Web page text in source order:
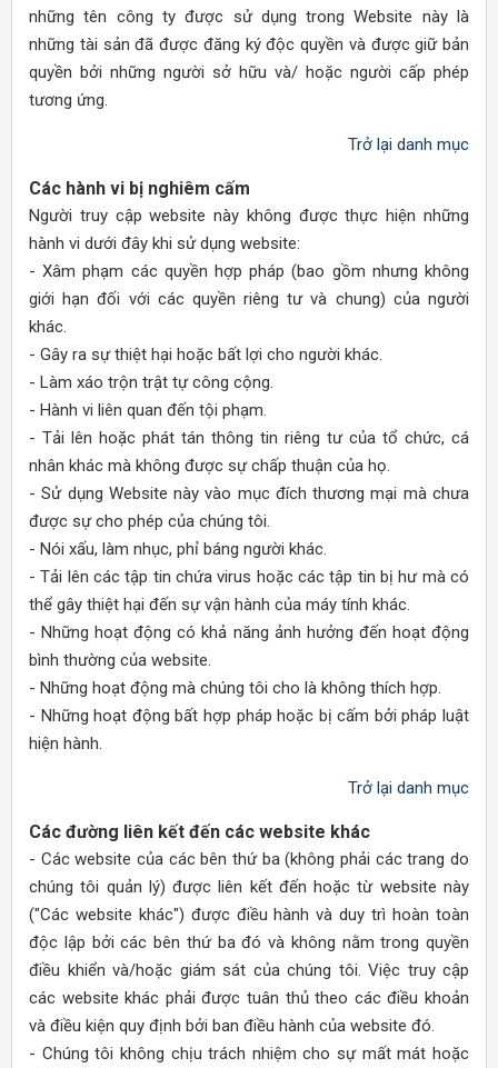
những tên công ty được sử dụng trong Website này là
những tài sản đã được đăng ký độc quyền và được giữ bản
quyền bởi những người sở hữu và/ hoặc người cấp phép
tương ứng.
Trở lại danh mục
Các hành vi bị nghiêm cấm
Người truy cập website này không được thực hiện những
hành vi dưới đây khi sử dụng website:
- Xâm phạm các quyền hợp pháp (bao gồm nhưng không
giới hạn đối với các quyền riêng tư và chung) của người
khác.
- Gây ra sự thiệt hại hoặc bất lợi cho người khác.
- Làm xáo trộn trật tự công cộng.
- Hành vi liên quan đến tội phạm.
- Tải lên hoặc phát tán thông tin riêng tư của tổ chức, cá
nhân khác mà không được sự chấp thuận của họ.
- Sử dụng Website này vào mục đích thương mại mà chưa
được sự cho phép của chúng tôi.
- Nói xấu, làm nhục, phỉ báng người khác.
- Tải lên các tập tin chứa virus hoặc các tập tin bị hư mà có
thể gây thiệt hại đến sự vận hành của máy tính khác.
- Những hoạt động có khả năng ảnh hưởng đến hoạt động
bình thường của website.
- Những hoạt động mà chúng tôi cho là không thích hợp.
- Những hoạt động bất hợp pháp hoặc bị cấm bởi pháp luật
hiện hành.
Trở lại danh mục
Các đường liên kết đến các website khác
- Các website của các bên thứ ba (không phải các trang do
chúng tôi quản lý) được liên kết đến hoặc từ website này
("Các website khác") được điều hành và duy trì hoàn toàn
độc lập bởi các bên thứ ba đó và không nằm trong quyền
điều khiển và/hoặc giám sát của chúng tôi. Việc truy cập
các website khác phải được tuân thủ theo các điều khoản
và điều kiện quy định bởi ban điều hành của website đó.
- Chúng tôi không chịu trách nhiệm cho sự mất mát hoặc